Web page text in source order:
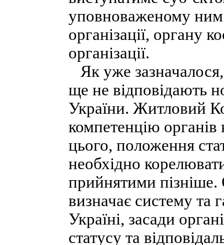
уповноваженому ним
організації, органу
організації.
Як уже
ще не відповідають
України. Житловий
компетенцію
цього, положення
необхідно
прийнятими
визначає систему та
Україні, засади
статусу та